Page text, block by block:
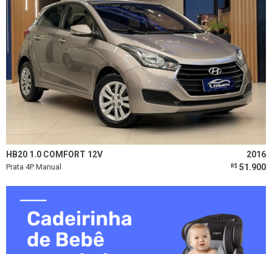
HB20 1.0 COMFORT 12V 2016
Prata 4P Manual R$ 51.900